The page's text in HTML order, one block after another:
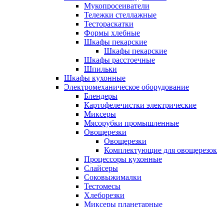
Мукопросеиватели
Тележки стеллажные
Тестораскатки
Формы хлебные
Шкафы пекарские
Шкафы пекарские
Шкафы расстоечные
Шпильки
Шкафы кухонные
Электромеханическое оборудование
Блендеры
Картофелечистки электрические
Миксеры
Мясорубки промышленные
Овощерезки
Овощерезки
Комплектующие для овощерезок
Процессоры кухонные
Слайсеры
Соковыжималки
Тестомесы
Хлеборезки
Миксеры планетарные